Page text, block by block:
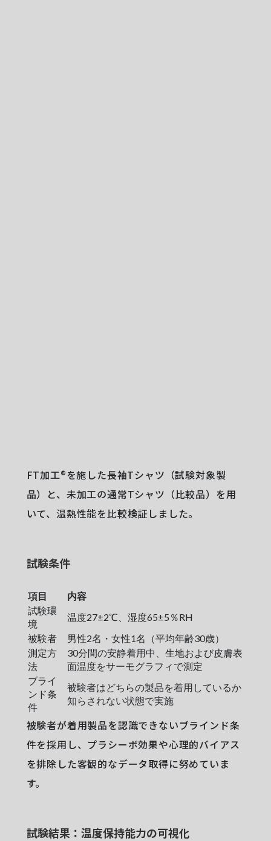
FT加工®を施した長袖Tシャツ（試験対象製
品）と、未加工の通常Tシャツ（比較品）を用
いて、温熱性能を比較検証しました。
試験条件
項目
内容
試験環
境
温度27±2℃、湿度65±5％RH
被験者
男性2名・女性1名（平均年齢30歳）
測定方
法
30分間の安静着用中、生地および皮膚表
面温度をサーモグラフィで測定
ブライ
ンド条
件
被験者はどちらの製品を着用しているか
知らされない状態で実施
被験者が着用製品を認識できないブラインド条
件を採用し、プラシーボ効果や心理的バイアス
を排除した客観的なデータ取得に努めていま
す。
試験結果：温度保持能力の可視化